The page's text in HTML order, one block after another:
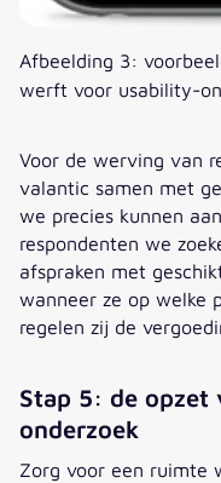
Afbeelding 3:
werft voor usability-
Voor de werving van
valantic samen met
we precies kunnen
respondenten we
afspraken met
wanneer ze op welke
regelen zij de
Stap 5: de
onderzoek
Zorg voor een ruimte